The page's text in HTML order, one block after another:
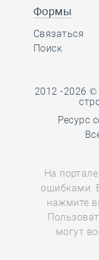
Формы
Связаться
Поиск
2012 -2026
Ресурс
На
ошибками.
нажмите
могут